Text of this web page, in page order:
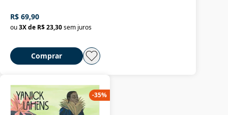
R$ 69,90
ou3X de R$ 23,30sem juros
Comprar
-35%